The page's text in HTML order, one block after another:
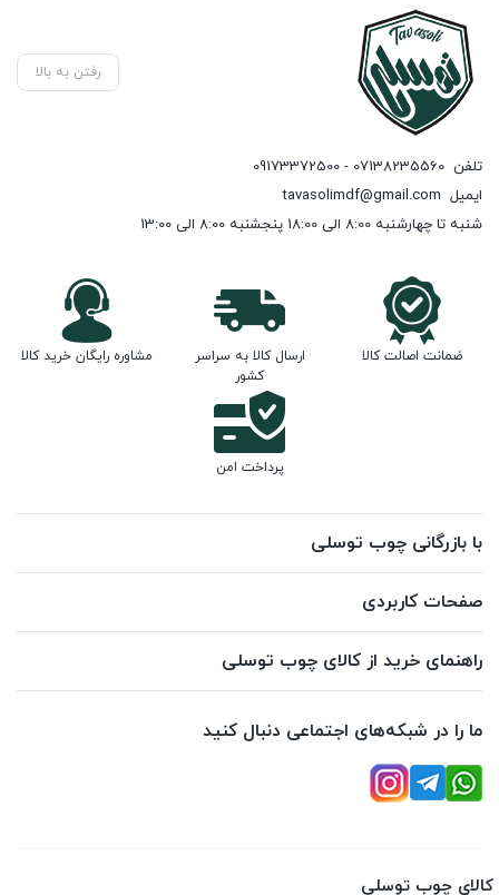
رفتن به بالا
تلفن 07138235560 - 09173372500
ایمیل tavasolimdf@gmail.com
شنبه تا چهارشنبه 8:00 الی 18:00 پنجشنبه 8:00 الی 13:00
ضمانت اصالت کالا
ارسال کالا به سراسر
کشور
مشاوره رایگان خرید کالا
پرداخت امن
با بازرگانی چوب توسلی
صفحات کاربردی
راهنمای خرید از کالای چوب توسلی
ما را در شبکه‌های اجتماعی دنبال کنید
کالای چوب توسلی